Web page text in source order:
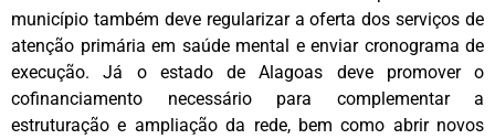
município também deve regularizar a oferta dos serviços de
atenção primária em saúde mental e enviar cronograma de
execução. Já o estado de Alagoas deve promover o
cofinanciamento necessário para complementar a
estruturação e ampliação da rede, bem como abrir novos